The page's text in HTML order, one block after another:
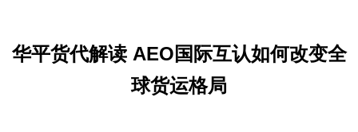
华平货代解读 AEO国际互认如何改变全
球货运格局